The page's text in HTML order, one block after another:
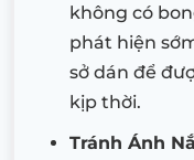
không có
phát hiện
sở dán để
kịp thời.
Tránh Ánh